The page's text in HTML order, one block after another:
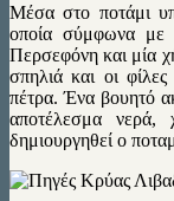
Μέσα στο ποτάμι
οποία σύμφωνα με
Περσεφόνη και μία
σπηλιά και οι
πέτρα. Ένα βουητό
αποτέλεσμα
δημιουργηθεί ο